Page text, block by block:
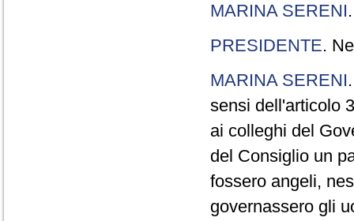
MARINA SERENI
PRESIDENTE.
MARINA SERENI
sensi dell'articolo
ai colleghi del
del Consiglio un
fossero angeli,
governassero gli